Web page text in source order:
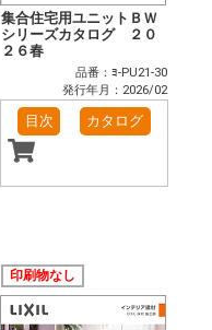
集合住宅用ユニットＢＷ
シリーズカタログ ２０
２６春
品番：ﾖ-PU21-30
発行年月：2026/02
目次 カタログ
印刷物なし